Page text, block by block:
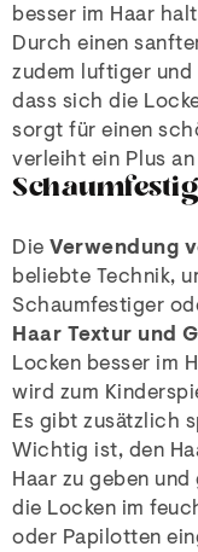
besser im Haar
Durch einen
zudem luftiger
dass sich die
sorgt für einen
verleiht ein Plus an
Die Verwendung
beliebte Technik,
Schaumfestiger
Haar Textur und
Locken besser im
wird zum
Es gibt zusätzlich
Wichtig ist, den
Haar zu geben
die Locken im
oder Papilotten